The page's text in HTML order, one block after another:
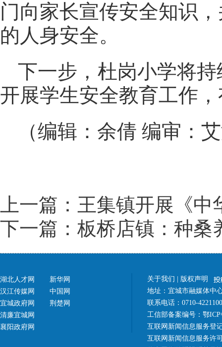
门向家长宣传安全知识
的人身安全。
下一步，杜岗小学将
开展学生安全教育工作
（编辑：余倩 编审：
上一篇：王集镇开展《
下一篇：板桥店镇：种
湖北人才网
汉江传媒网
宜城政府网
清廉宜城网
襄阳政府网
新华网
中国网
荆楚网
关于我们
版权声明
地址：宜城市融媒体中
联系电话：0710-
工信部备案编号： 鄂ICP
互联网新闻信息服务登
互联网新闻信息服务许